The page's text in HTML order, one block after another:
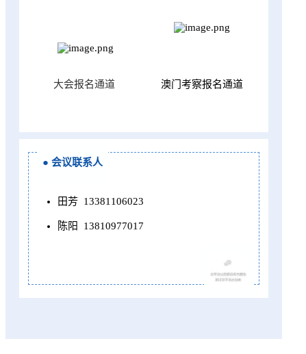
大会报名通道 澳门考察报名通道
● 会议联系人
田芳 13381106023
陈阳 13810977017